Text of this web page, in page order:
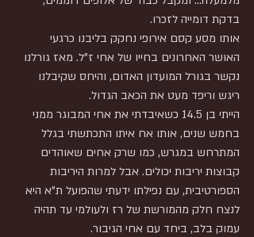
בדקת דומייה לזכרו.
אותו מסע קסם אירופי נחקק בליבנו כרגעי
האושר האחרונים בחייו של אחי ז"ל. מאז גורלנו
נקשר בגורל המועדון האדום, והיחס שקיבלנו
ריגש וריפד מעט את הכאב הגדול.
הייתי בן 14.5 כשאיבדתי את אחי המבוגר ממני
בחמש שנים, אותו אח איתו התכתשתי בגלל
המתרחש במגרש, כמו שרק אחים שאוהדים
קבוצות יריבות יכולים. אבל למרות היריבות
הספורטיבית, עם נפילתו ידעתי שהפועל ת"א היא
לנצח חלק מהמורשת של רז ולעולמי עד תהיה
עמוק בלב, ביחד עם אחי הגיבור.